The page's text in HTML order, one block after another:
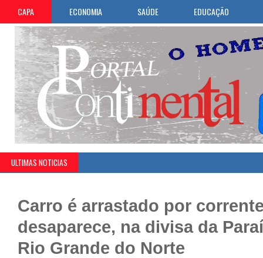
CAPA ECONOMIA SAÚDE EDUCAÇÃO
ULTIMAS NOTICIAS
Carro é arrastado por
desaparece, na divisa da
Rio Grande do Norte